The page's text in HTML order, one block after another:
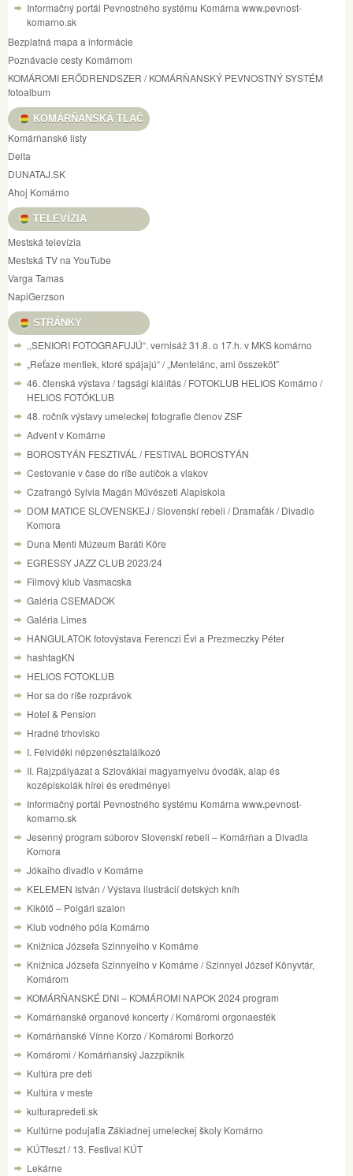
Informačný portál Pevnostného systému Komárna www.pevnost-
komarno.sk
Bezplatná mapa a informácie
Poznávacie cesty Komárnom
KOMÁROMI ERŐDRENDSZER / KOMÁRŇANSKÝ PEVNOSTNÝ SYSTÉM
fotoalbum
KOMÁRŇANSKÁ TLAČ
Komárňanské listy
Delta
DUNATAJ.SK
Ahoj Komárno
TELEVÍZIA
Mestská televízia
Mestská TV na YouTube
Varga Tamas
NapiGerzson
STRÁNKY
,,SENIORI FOTOGRAFUJÚ“. vernisáž 31.8. o 17.h. v MKS komárno
„Reťaze mentiek, ktoré spájajú“ / „Mentelánc, ami összeköt”
46. členská výstava / tagsági kiálítás / FOTOKLUB HELIOS Komárno /
HELIOS FOTÓKLUB
48. ročník výstavy umeleckej fotografie členov ZSF
Advent v Komárne
BOROSTYÁN FESZTIVÁL / FESTIVAL BOROSTYÁN
Cestovanie v čase do ríše autíčok a vlakov
Czafrangó Sylvia Magán Művészeti Alapiskola
DOM MATICE SLOVENSKEJ / Slovenskí rebeli / Dramaťák / Divadlo
Komora
Duna Menti Múzeum Baráti Köre
EGRESSY JAZZ CLUB 2023/24
Filmový klub Vasmacska
Galéria CSEMADOK
Galéria Limes
HANGULATOK fotovýstava Ferenczi Évi a Prezmeczky Péter
hashtagKN
HELIOS FOTOKLUB
Hor sa do ríše rozprávok
Hotel & Pension
Hradné trhovisko
I. Felvidéki népzenésztalálkozó
II. Rajzpályázat a Szlovákiai magyarnyelvu óvodák, alap és
kozépiskolák hírei és eredményei
Informačný portál Pevnostného systému Komárna www.pevnost-
komarno.sk
Jesenný program súborov Slovenskí rebeli – Komárňan a Divadla
Komora
Jókaiho divadlo v Komárne
KELEMEN István / Výstava ilustrácií detských kníh
Kikötő – Polgári szalon
Klub vodného póla Komárno
Knižnica Józsefa Szinnyeiho v Komárne
Knižnica Józsefa Szinnyeiho v Komárne / Szinnyei József Könyvtár,
Komárom
KOMÁRŇANSKÉ DNI – KOMÁROMI NAPOK 2024 program
Komárňanské organové koncerty / Komáromi orgonaesték
Komárňanské Vínne Korzo / Komáromi Borkorzó
Komáromi / Komárňanský Jazzpiknik
Kultúra pre deti
Kultúra v meste
kulturapredeti.sk
Kultúrne podujatia Základnej umeleckej školy Komárno
KÚTfeszt / 13. Festival KÚT
Lekárne